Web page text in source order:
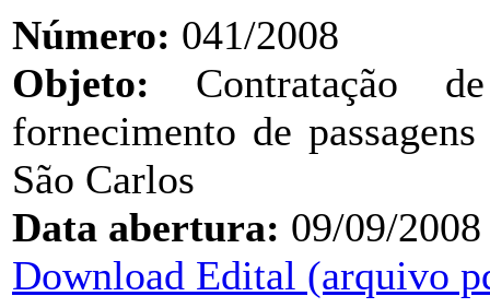
Número: 041/2008
Objeto: Contratação
fornecimento de
São Carlos
Data abertura: 09/09/2008
Download Edital (arquivo